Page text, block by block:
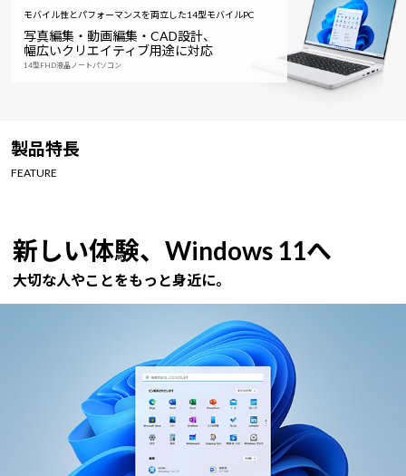
モバイル性とパフォーマンスを両立した14型モバイルPC
写真編集・動画編集・CAD設計、
幅広いクリエイティブ用途に対応
14型FHD液晶ノートパソコン
製品特長
FEATURE
新しい体験、Windows 11へ
大切な人やことをもっと身近に。